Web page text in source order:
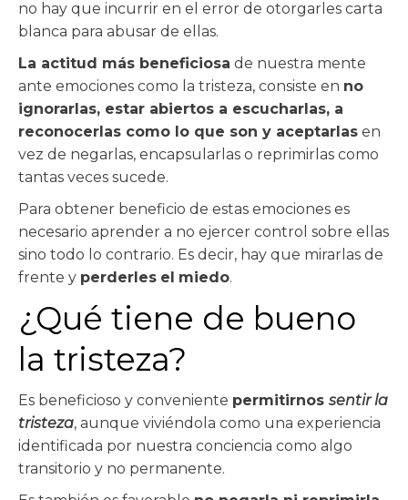
no hay que incurrir en el error de otorgarles carta
blanca para abusar de ellas.
La actitud más beneficiosa de nuestra mente
ante emociones como la tristeza, consiste en no
ignorarlas, estar abiertos a escucharlas, a
reconocerlas como lo que son y aceptarlas en
vez de negarlas, encapsularlas o reprimirlas como
tantas veces sucede.
Para obtener beneficio de estas emociones es
necesario aprender a no ejercer control sobre ellas
sino todo lo contrario. Es decir, hay que mirarlas de
frente y perderles el miedo.
¿Qué tiene de bueno
la tristeza?
Es beneficioso y conveniente permitirnos sentir la
tristeza, aunque viviéndola como una experiencia
identificada por nuestra conciencia como algo
transitorio y no permanente.